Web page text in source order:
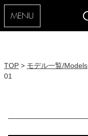
MENU
TOP > モデル一覧/Models
01